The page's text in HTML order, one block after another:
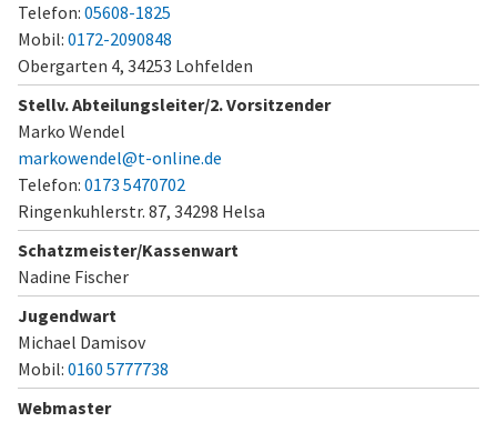
Telefon: 05608-1825
Mobil: 0172-2090848
Obergarten 4, 34253 Lohfelden
Stellv. Abteilungsleiter/2. Vorsitzender
Marko Wendel
markowendel@t-online.de
Telefon: 0173 5470702
Ringenkuhlerstr. 87, 34298 Helsa
Schatzmeister/Kassenwart
Nadine Fischer
Jugendwart
Michael Damisov
Mobil: 0160 5777738
Webmaster